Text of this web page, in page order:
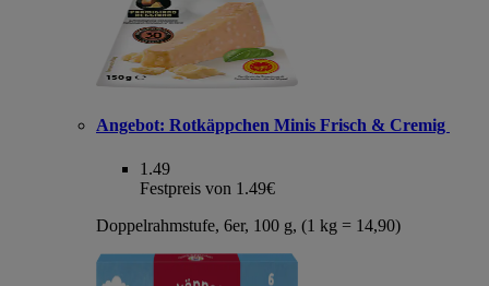
Angebot: Rotkäppchen Minis Frisch & Cremig
1.49
Festpreis von 1.49€
Doppelrahmstufe, 6er, 100 g, (1 kg = 14,90)